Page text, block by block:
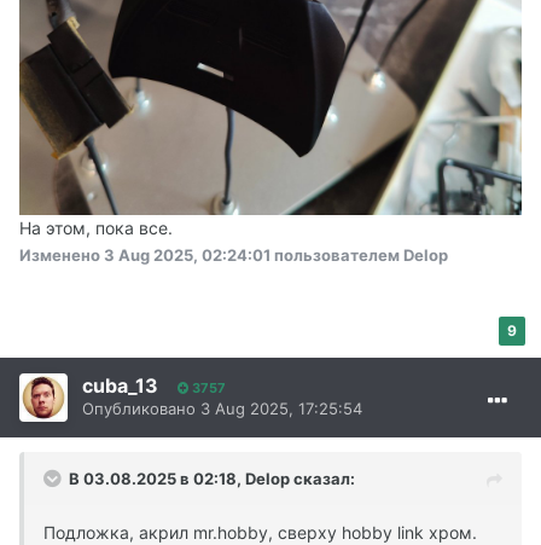
На этом, пока все.
Изменено 3 Aug 2025, 02:24:01 пользователем Delop
9
cuba_13 3757
Опубликовано 3 Aug 2025, 17:25:54
В 03.08.2025 в 02:18, Delopсказал:
Подложка, акрил mr.hobby, сверху hobby link хром.